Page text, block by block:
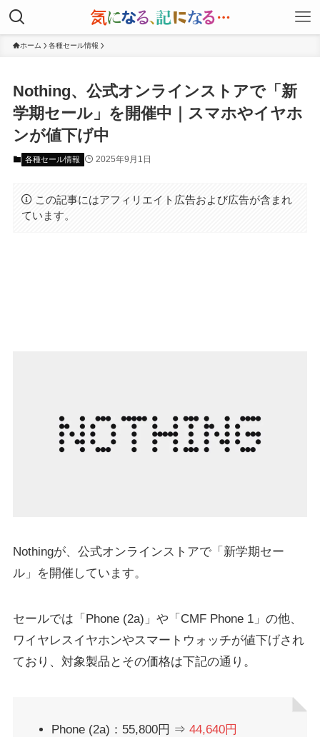
ホーム 各種セール情報
Nothing、公式オンラインストアで「新
学期セール」を開催中｜スマホやイヤホ
ンが値下げ中
各種セール情報 2025年9月1日
この記事にはアフィリエイト広告および広告が含まれ
ています。
Nothingが、公式オンラインストアで「新学期セー
ル」を開催しています。
セールでは「Phone (2a)」や「CMF Phone 1」の他、
ワイヤレスイヤホンやスマートウォッチが値下げされ
ており、対象製品とその価格は下記の通り。
Phone (2a)：55,800円 ⇒ 44,640円